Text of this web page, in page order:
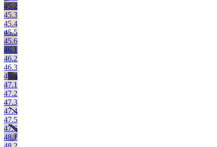
45.2
45.3
45.4
45.5
45.6
46.1
46.2
46.3
46.4
47.1
47.2
47.3
47.4
47.5
47.6
48.1